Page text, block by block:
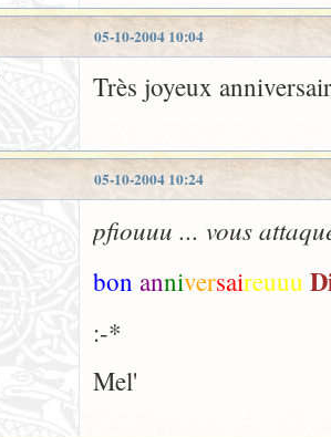
05-10-2004 10:04
Très joyeux
05-10-2004 10:24
pfiouuu ... vous
bon anniversaireuuu
:-*
Mel'